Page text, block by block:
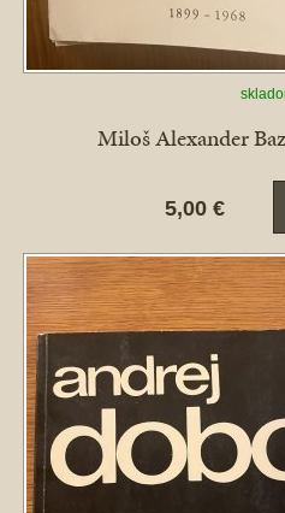
Miloš Alexander
5,00 €